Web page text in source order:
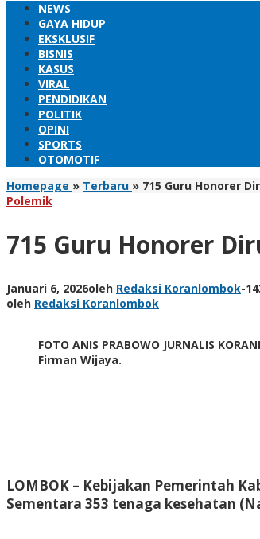
NEWS
GAYA HIDUP
EKSKLUSIF
BISNIS
KASUS
VIRAL
PENDIDIKAN
POLITIK
OPINI
SPORTS
OTOMOTIF
Homepage » Terbaru » 715 Guru Honorer
Polemik
715 Guru Honorer
Januari 6, 2026oleh Redaksi Koranlombok-
oleh Redaksi Koranlombok
FOTO ANIS PRABOWO JURNALIS
Firman Wijaya.
LOMBOK – Kebijakan Pemerintah
Sementara 353 tenaga kesehatan